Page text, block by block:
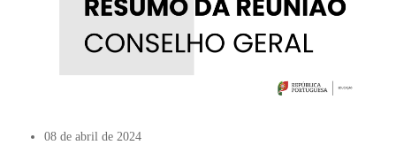
08 de abril de 2024